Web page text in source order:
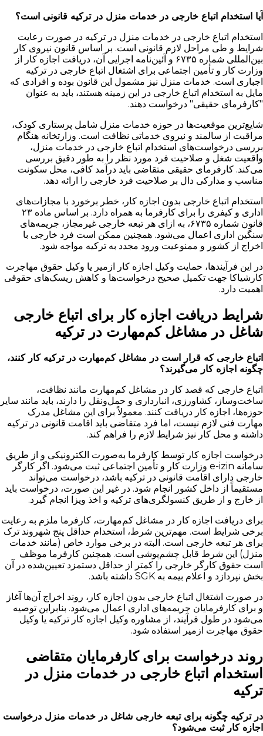
آیا استخدام اتباع خارجی در خدمات منزل در ترکیه قانونی است؟
استخدام اتباع خارجی در خدمات منزل در ترکیه در صورت رعایت
شرایط و طی مراحل لازم قانونی است. بر اساس قانون نیروی کار
بین‌المللی شماره ۶۷۳۵ و آئین‌نامه اجرایی آن، دریافت اجازه کار از
وزارت کار و تأمین اجتماعی برای اشتغال اتباع خارجی در ترکیه
اجباری است. خدمات منزل نیز مشمول این قانون بوده و افرادی که
مایل به استخدام اتباع خارجی در این زمینه هستند، باید به عنوان
"کارفرمای حقیقی" درخواست دهند.
شایع‌ترین موقعیت‌ها در حوزه خدمات منزل شامل پرستاری کودک،
مراقبت از سالمند و نیروی خدماتی نظافت است. وزارتخانه هنگام
بررسی درخواست‌های استخدام اتباع خارجی در خدمات منزل،
واقعیت شغل و صلاحیت فرد مورد نظر را به طور دقیق بررسی
می‌کند. کارفرمای حقیقی متقاضی باید درآمد کافی، محل سکونت
مناسب و مدارکی دال بر صلاحیت فرد خارجی را ارائه دهد.
استخدام اتباع خارجی بدون اجازه کار، خطر برخورد با مجازات‌های
اداری و کیفری را برای کارفرما به همراه دارد. بر اساس ماده ۲۳
قانون شماره ۶۷۳۵، به ازای هر تبعه خارجی غیرمجاز، جریمه‌های
سنگین اداری اعمال می‌شود. همچنین ممکن است فرد خارجی با
اخراج از کشور و ممنوعیت ورود مجدد به ترکیه مواجه شود.
در این فرآیندها، حمایت وکیل اجازه کار ازمیر یا وکیل حقوق مهاجرت
کارشیاکا جهت تکمیل صحیح درخواست‌ها و کاهش ریسک‌های حقوقی
اهمیت دارد.
شرایط دریافت اجازه کار برای اتباع خارجی
شاغل در مشاغل کم‌مهارت در ترکیه
اتباع خارجی که قرار است در مشاغل کم‌مهارت در ترکیه کار کنند،
چگونه اجازه کار می‌گیرند؟
اتباع خارجی که قصد کار در مشاغل کم‌مهارت مانند نظافت،
ساخت‌وساز، کشاورزی، انبارداری و حمل‌ونقل را دارند، باید مانند سایر
حوزه‌ها، اجازه کار دریافت کنند. معمولاً برای این مشاغل مدرک
مهارت فنی لازم نیست، اما فرد متقاضی باید اقامت قانونی در ترکیه
داشته و محل کار نیز شرایط لازم را فراهم کند.
درخواست اجازه کار توسط کارفرما به‌صورت الکترونیکی و از طریق
سامانه e-izin وزارت کار و تأمین اجتماعی ثبت می‌شود. اگر کارگر
خارجی دارای اقامت قانونی در ترکیه باشد، درخواست می‌تواند
مستقیماً از داخل کشور انجام شود. در غیر این صورت، درخواست باید
از خارج و از طریق کنسولگری‌های ترکیه و اخذ ویزا انجام گیرد.
برای دریافت اجازه کار در مشاغل کم‌مهارت، کارفرما ملزم به رعایت
برخی شرایط است. مهم‌ترین شرط، استخدام حداقل پنج شهروند ترک
برای هر تبعه خارجی است. البته در برخی موارد خاص (مانند خدمات
منزل) این شرط قابل چشم‌پوشی است. همچنین کارفرما موظف
است حقوق کارگر خارجی را کمتر از حداقل دستمزد تعیین‌شده در آن
بخش نپردازد و اعلام بیمه به SGK داشته باشد.
در صورت اشتغال اتباع خارجی بدون اجازه کار، روند اخراج آن‌ها آغاز
و برای کارفرمایان جریمه‌های اداری اعمال می‌شود. بنابراین توصیه
می‌شود در طول فرآیند، از مشاوره وکیل اجازه کار ترکیه یا وکیل
حقوق مهاجرت ازمیر استفاده شود.
روند درخواست برای کارفرمایان متقاضی
استخدام اتباع خارجی در خدمات منزل در
ترکیه
در ترکیه چگونه برای تبعه خارجی شاغل در خدمات منزل درخواست
اجازه کار ثبت می‌شود؟